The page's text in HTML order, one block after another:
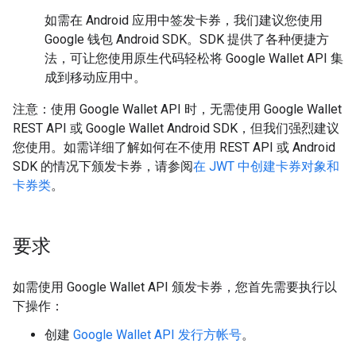
如需在 Android 应用中签发卡券，我们建议您使用
Google 钱包 Android SDK。SDK 提供了各种便捷方
法，可让您使用原生代码轻松将 Google Wallet API 集
成到移动应用中。
注意：使用 Google Wallet API 时，无需使用 Google Wallet
REST API 或 Google Wallet Android SDK，但我们强烈建议
您使用。如需详细了解如何在不使用 REST API 或 Android
SDK 的情况下颁发卡券，请参阅在 JWT 中创建卡券对象和
卡券类。
要求
如需使用 Google Wallet API 颁发卡券，您首先需要执行以
下操作：
创建 Google Wallet API 发行方帐号。